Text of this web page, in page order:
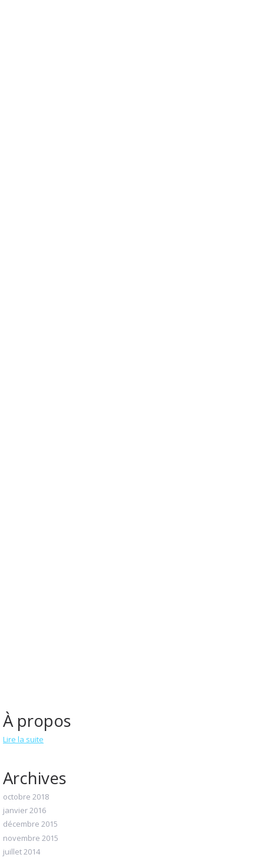
À propos
Lire la suite
Archives
octobre 2018
janvier 2016
décembre 2015
novembre 2015
juillet 2014